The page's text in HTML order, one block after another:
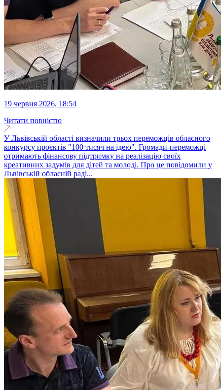
19 червня 2026, 18:54
Читати повністю
У Львівській області визначили трьох переможців обласного
конкурсу проєктів "100 тисяч на ідею". Громади-переможці
отримають фінансову підтримку на реалізацію своїх
креативних задумів для дітей та молоді. Про це повідомили у
Львівській обласній раді...